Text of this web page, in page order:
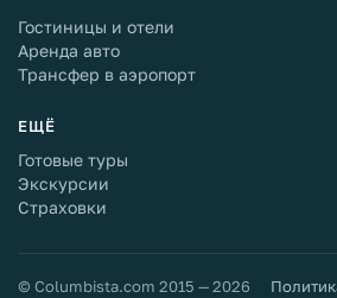
Гостиницы и отели
Аренда авто
Трансфер в аэропорт
ЕЩЁ
Готовые туры
Экскурсии
Страховки
© Columbista.com 2015 — 2026